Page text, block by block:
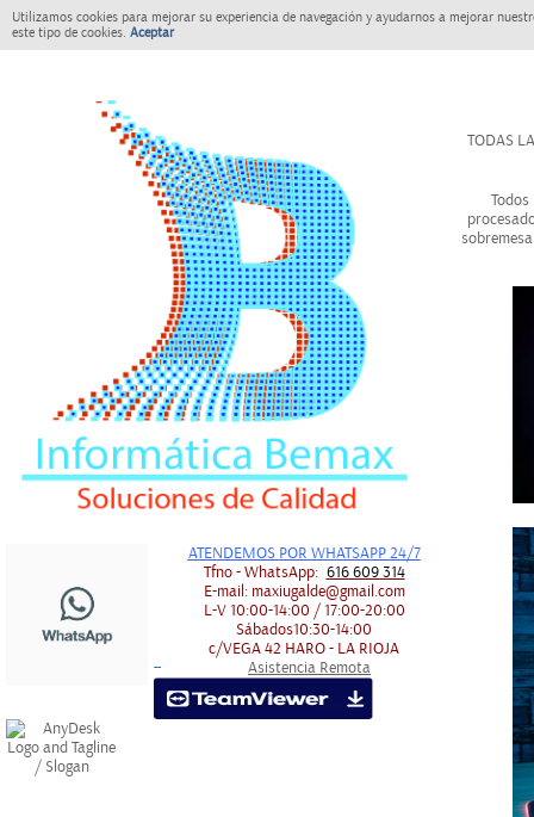
Utilizamos cookies para mejorar su experiencia de navegación y ayudarnos a mejorar
este tipo de cookies. Aceptar
ATENDEMOS POR WHATSAPP 24/7
Tfno - WhatsApp: 616 609 314
E-mail:maxiugalde@gmail.com
L-V10:00-14:00 / 17:00-20:00
Sábados10:30-14:00
c/VEGA 42 HARO - LA RIOJA
-- Asistencia Remota
TODAS